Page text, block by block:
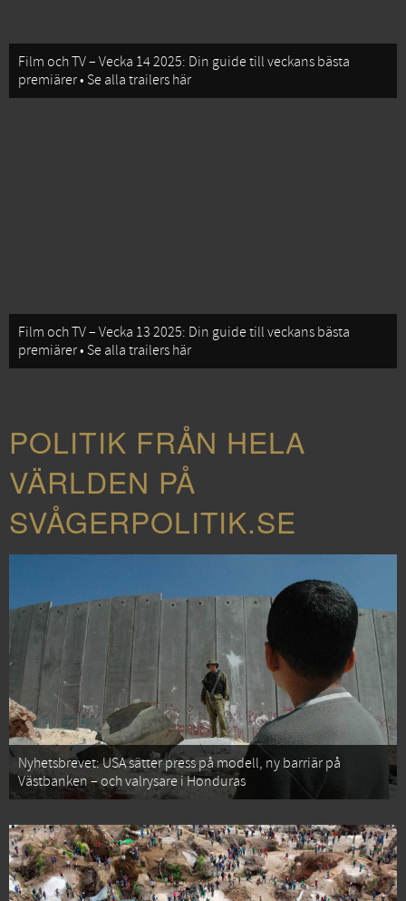
Film och TV – Vecka 14 2025: Din guide till veckans bästa
premiärer • Se alla trailers här
Film och TV – Vecka 13 2025: Din guide till veckans bästa
premiärer • Se alla trailers här
POLITIK FRÅN HELA
VÄRLDEN PÅ
SVÅGERPOLITIK.SE
Nyhetsbrevet: USA sätter press på modell, ny barriär på
Västbanken – och valrysare i Honduras